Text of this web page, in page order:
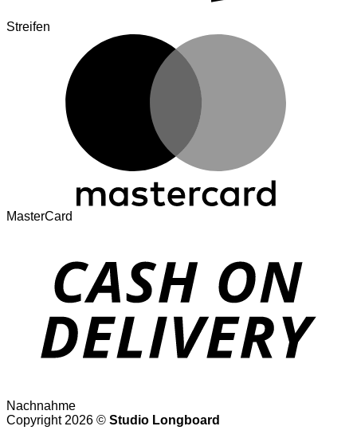
Streifen
MasterCard
Nachnahme
Copyright 2026 © Studio Longboard